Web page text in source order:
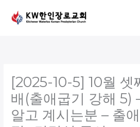
content
[2025-10-5] 10월 셋
배(출애굽기 강해 5)
알고 계시는분 – 출